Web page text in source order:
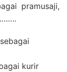
pramusaji,
kurir